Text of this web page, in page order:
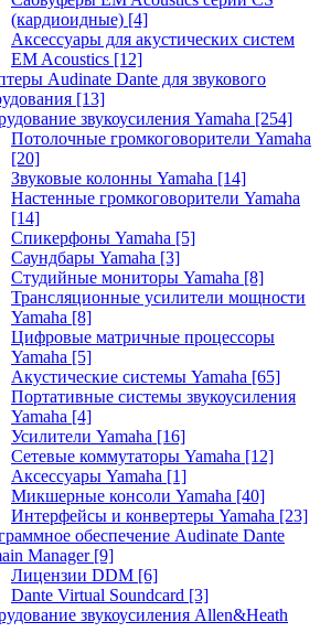
(кардиоидные) [4]
Аксессуары для акустических систем
EM Acoustics [12]
Audinate Dante для звукового
[13]
звукоусиления Yamaha [254]
Потолочные громкоговорители Yamaha
[20]
Звуковые колонны Yamaha [14]
Настенные громкоговорители Yamaha
[14]
Спикерфоны Yamaha [5]
Саундбары Yamaha [3]
Студийные мониторы Yamaha [8]
Трансляционные усилители мощности
Yamaha [8]
Цифровые матричные процессоры
Yamaha [5]
Акустические системы Yamaha [65]
Портативные системы звукоусиления
Yamaha [4]
Усилители Yamaha [16]
Сетевые коммутаторы Yamaha [12]
Аксессуары Yamaha [1]
Микшерные консоли Yamaha [40]
Интерфейсы и конвертеры Yamaha [23]
обеспечение Audinate Dante
Manager [9]
Лицензии DDM [6]
Dante Virtual Soundcard [3]
звукоусиления Allen&Heath